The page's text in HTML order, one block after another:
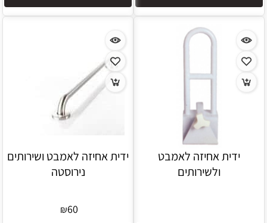
ידית אחיזה לאמבט
ולשירותים
ידית אחיזה לאמבט ושירותים
נירוסטה
₪60